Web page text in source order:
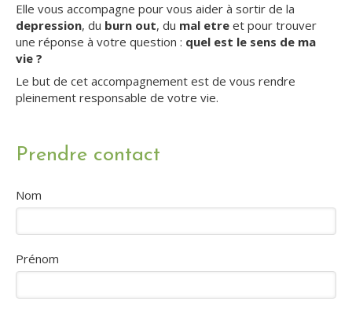
Elle vous accompagne pour vous aider à sortir de la
depression, du burn out, du mal etre et pour trouver
une réponse à votre question : quel est le sens de ma
vie ?
Le but de cet accompagnement est de vous rendre
pleinement responsable de votre vie.
Prendre contact
Nom
Prénom